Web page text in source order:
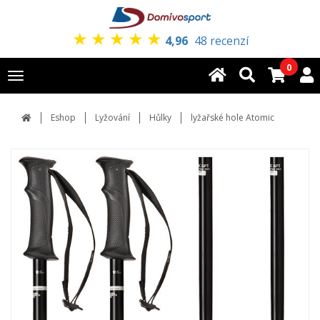
★ ★ ★ ★ ★ 4,96 48 recenzí
Toggle
navigation
0
Eshop Lyžování Hůlky lyžařské hole Atomic